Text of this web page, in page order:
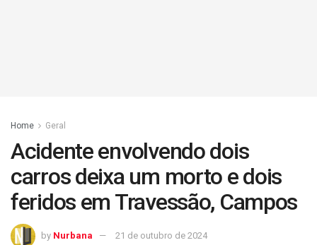
Home Geral
Acidente envolvendo dois
carros deixa um morto e dois
feridos em Travessão, Campos
by Nurbana 21 de outubro de 2024